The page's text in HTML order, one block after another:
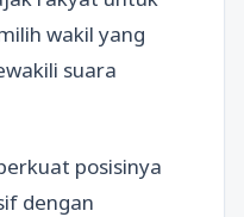
wakil yang
suara
posisinya
dengan